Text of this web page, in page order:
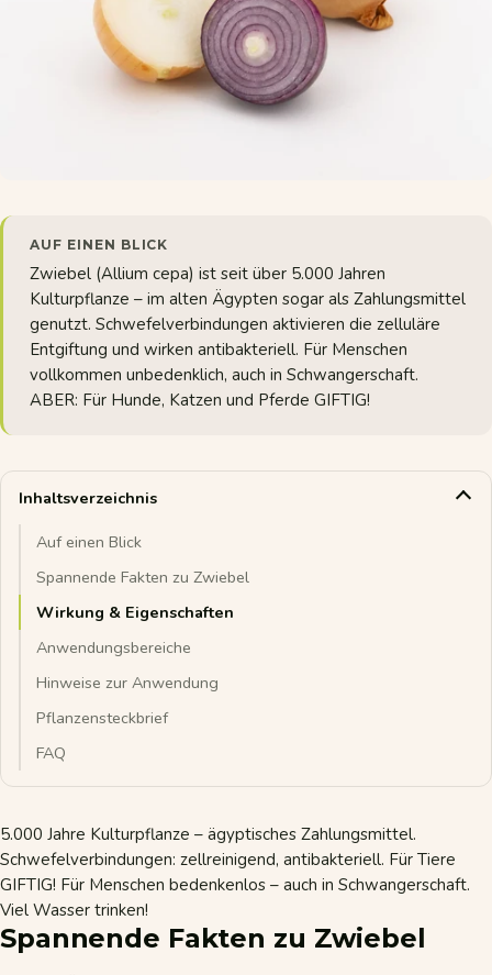
Inhaltsverzeichnis
Auf einen Blick
Spannende Fakten zu Zwiebel
Wirkung & Eigenschaften
Anwendungsbereiche
Hinweise zur Anwendung
Pflanzensteckbrief
FAQ
AUF EINEN BLICK
Zwiebel (Allium cepa) ist seit über 5.000 Jahren
Kulturpflanze – im alten Ägypten sogar als Zahlungsmittel
genutzt. Schwefelverbindungen aktivieren die zelluläre
Entgiftung und wirken antibakteriell. Für Menschen
vollkommen unbedenklich, auch in Schwangerschaft.
ABER: Für Hunde, Katzen und Pferde GIFTIG!
5.000 Jahre Kulturpflanze – ägyptisches Zahlungsmittel.
Schwefelverbindungen: zellreinigend, antibakteriell. Für Tiere
GIFTIG! Für Menschen bedenkenlos – auch in Schwangerschaft.
Viel Wasser trinken!
Spannende Fakten zu Zwiebel